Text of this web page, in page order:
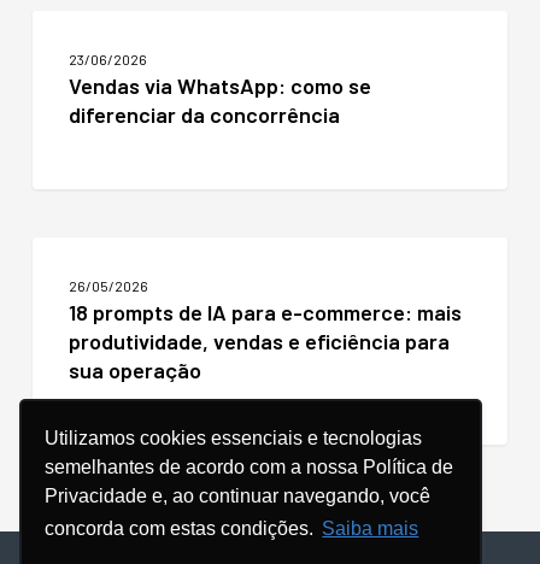
Utilizamos cookies essenciais e tecnologias
semelhantes de acordo com a nossa Política de
Privacidade e, ao continuar navegando, você
concorda com estas condições. Saiba mais
marketing?
WhatsApp:
como
23/06/2026
Vendas via WhatsApp: como se
diferenciar da concorrência
para
commerce:
produtividade,
vendas
para
26/05/2026
18 prompts de IA para e-commerce: mais
produtividade, vendas e eficiência para
sua operação